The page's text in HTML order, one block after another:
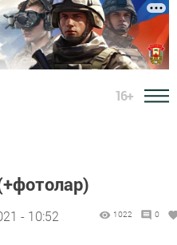
16+
- 10:52 1022 0